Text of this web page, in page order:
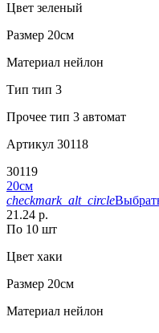
Цвет зеленый
Размер 20см
Материал нейлон
Тип тип 3
Прочее тип 3 автомат
Артикул 30118
30119
20см
checkmark_alt_circle
21.24 р.
По 10 шт
Цвет хаки
Размер 20см
Материал нейлон